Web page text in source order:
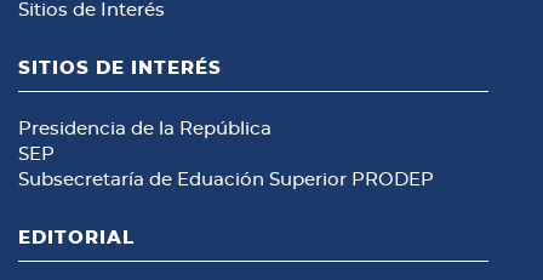
Sitios de Interés
SITIOS DE INTERÉS
Presidencia de la República
SEP
Subsecretaría de Eduación Superior PRODEP
EDITORIAL